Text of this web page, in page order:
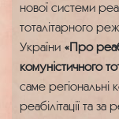
нової системи
тоталітарного
України «Про
комуністичного
саме регіональні
реабілітації та